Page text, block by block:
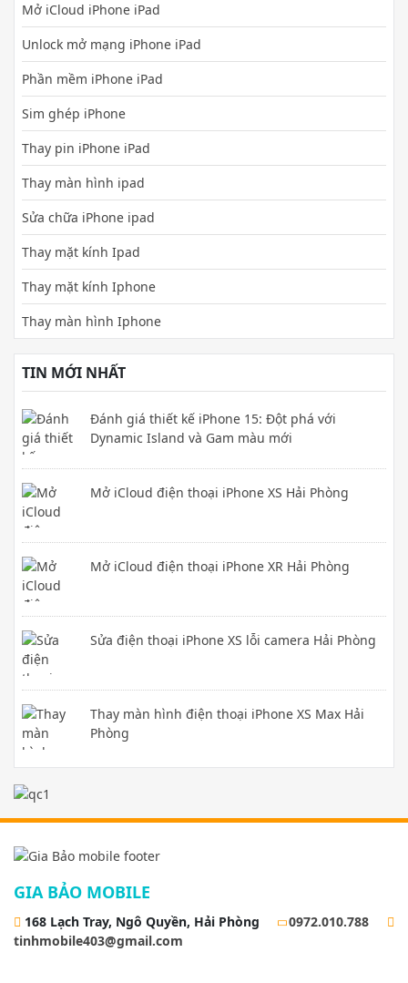
Mở iCloud iPhone iPad
Unlock mở mạng iPhone iPad
Phần mềm iPhone iPad
Sim ghép iPhone
Thay pin iPhone iPad
Thay màn hình ipad
Sửa chữa iPhone ipad
Thay mặt kính Ipad
Thay mặt kính Iphone
Thay màn hình Iphone
TIN MỚI NHẤT
Đánh giá thiết kế iPhone 15: Đột phá với
Dynamic Island và Gam màu mới
Mở iCloud điện thoại iPhone XS Hải Phòng
Mở iCloud điện thoại iPhone XR Hải Phòng
Sửa điện thoại iPhone XS lỗi camera Hải Phòng
Thay màn hình điện thoại iPhone XS Max Hải
Phòng
GIA BẢO MOBILE
168 Lạch Tray, Ngô Quyền, Hải Phòng
0972.010.788
tinhmobile403@gmail.com